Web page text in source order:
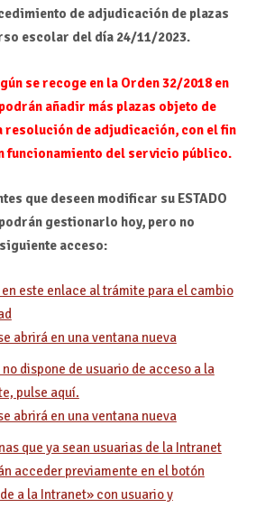
de adjudicación de plazas
escolar del día 24/11/2023.
se recoge en la Orden 32/2018 en
añadir más plazas objeto de
resolución de adjudicación, con el fin
funcionamiento del servicio público.
que deseen modificar su ESTADO
gestionarlo hoy, pero no
acceso:
en este enlace al trámite para el cambio
dispone de usuario de acceso a la
pulse aquí.
que ya sean usuarias de la Intranet
acceder previamente en el botón
a la Intranet» con usuario y